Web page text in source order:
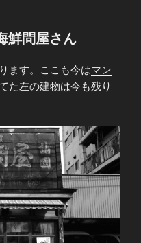
鮮問屋さん
ます。ここも今はマン
た左の建物は今も残り